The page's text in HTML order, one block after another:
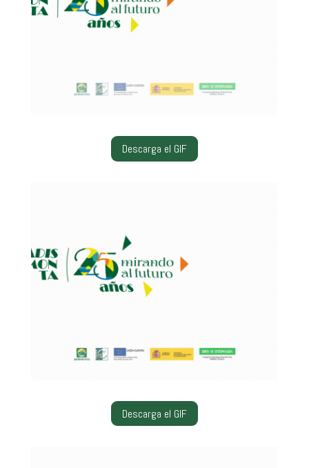
Descarga el GIF
Descarga el GIF